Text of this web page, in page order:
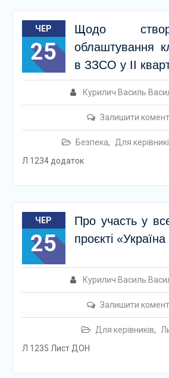
ЧЕР
25
Щодо
облаштування
в ЗЗСО у ІІ
Курилич Василь
Залишити
Безпека, Для
Л 1234 додаток
ЧЕР
25
Про участь у
проєкті
Курилич Василь
Залишити
Для керівників,
Л 1235 Лист ДОН